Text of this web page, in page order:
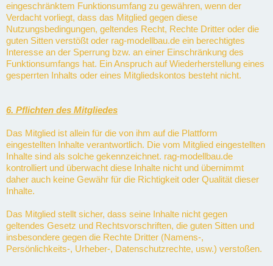
eingeschränktem Funktionsumfang zu gewähren, wenn der
Verdacht vorliegt, dass das Mitglied gegen diese
Nutzungsbedingungen, geltendes Recht, Rechte Dritter oder die
guten Sitten verstößt oder rag-modellbau.de ein berechtigtes
Interesse an der Sperrung bzw. an einer Einschränkung des
Funktionsumfangs hat. Ein Anspruch auf Wiederherstellung eines
gesperrten Inhalts oder eines Mitgliedskontos besteht nicht.
6. Pflichten des Mitgliedes
Das Mitglied ist allein für die von ihm auf die Plattform
eingestellten Inhalte verantwortlich. Die vom Mitglied eingestellten
Inhalte sind als solche gekennzeichnet. rag-modellbau.de
kontrolliert und überwacht diese Inhalte nicht und übernimmt
daher auch keine Gewähr für die Richtigkeit oder Qualität dieser
Inhalte.
Das Mitglied stellt sicher, dass seine Inhalte nicht gegen
geltendes Gesetz und Rechtsvorschriften, die guten Sitten und
insbesondere gegen die Rechte Dritter (Namens-,
Persönlichkeits-, Urheber-, Datenschutzrechte, usw.) verstoßen.